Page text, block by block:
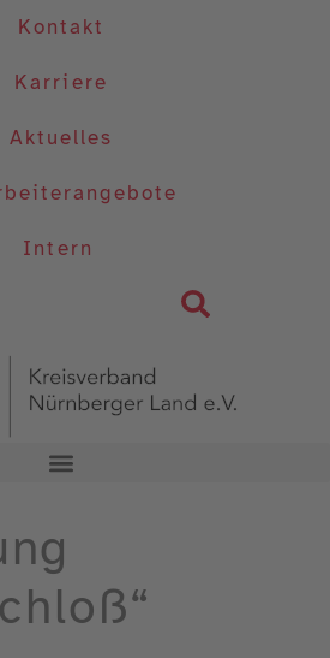
Kontakt
Karriere
Aktuelles
Intern